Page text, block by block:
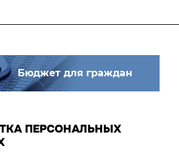
Бюджет для граждан
ПЕРСОНАЛЬНЫХ